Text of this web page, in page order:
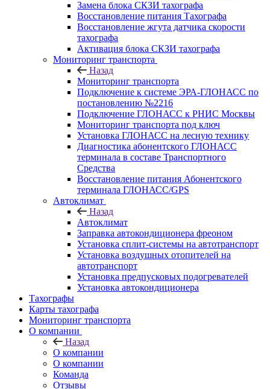
Замена блока СКЗИ тахографа
Восстановление питания Тахографа
Восстановление жгута датчика скорости
тахографа
Активация блока СКЗИ тахографа
Мониторинг транспорта
Назад
Мониторинг транспорта
Подключение к системе ЭРА-ГЛОНАСС по
постановлению №2216
Подключение ГЛОНАСС к РНИС Москвы
Мониторинг транспорта под ключ
Установка ГЛОНАСС на лесную технику
Диагностика абонентского ГЛОНАСС
терминала в составе Транспортного
Средства
Восстановление питания Абонентского
терминала ГЛОНАСС/GPS
Автоклимат
Назад
Автоклимат
Заправка автокондиционера фреоном
Установка сплит-системы на автотранспорт
Установка воздушных отопителей на
автотранспорт
Установка предпусковых подогревателей
Установка автокондиционера
Тахографы
Карты тахографа
Мониторинг транспорта
О компании
Назад
О компании
О компании
Команда
Отзывы